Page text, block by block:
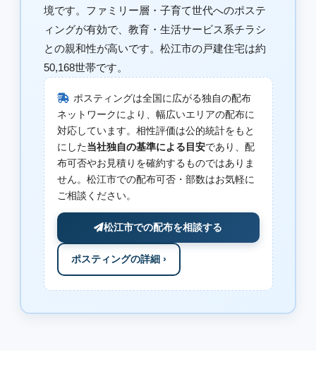
境です。ファミリー層・子育て世代へのポステ
ィングが有効で、教育・生活サービス系チラシ
との親和性が高いです。松江市の戸建住宅は約
50,168世帯です。
ポスティングは全国に広がる独自の配布
ネットワークにより、幅広いエリアの配布に
対応しています。相性評価は公的統計をもと
にした当社独自の基準による目安であり、配
布可否やお見積りを確約するものではありま
せん。松江市での配布可否・部数はお気軽に
ご相談ください。
松江市での配布を相談する
ポスティングの詳細 ›